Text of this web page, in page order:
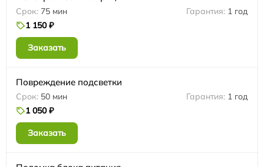
75 мин
1 год
1 150 ₽
Заказать
Повреждение подсветки
50 мин
1 год
1 050 ₽
Заказать